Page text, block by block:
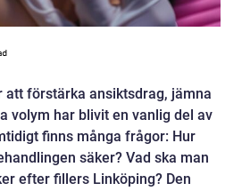
förstärka ansiktsdrag, jämna
volym har blivit en vanlig del av
finns många frågor: Hur
säker? Vad ska man
efter fillers Linköping? Den